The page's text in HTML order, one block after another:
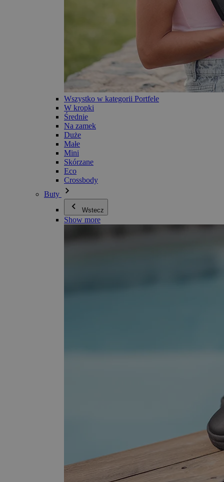
Wszystko w kategorii Portfele
W kropki
Średnie
Na zamek
Duże
Małe
Mini
Skórzane
Eco
Crossbody
Buty
Wstecz
Show more